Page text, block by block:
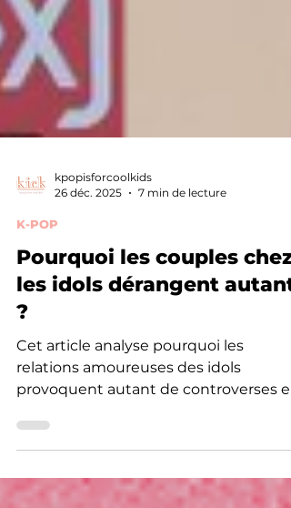
kpopisforcoolkids
K-POP
Pourquoi les couples chez
?
Cet article analyse pourquoi les
provoquent autant de controverses en
Corée du Sud, en explorant la relation
parasociale, le rôle des agences et les
différences majeures entre fans